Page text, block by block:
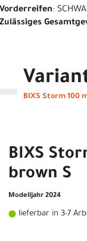
Vorderreifen:
Zulässiges
BIXS Storm 100
BIXS
brown S
Modelljahr 2024
lieferbar in 3-7